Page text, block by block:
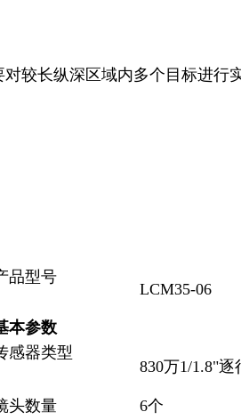
较长纵深区域内多个目标进
品型号
LCM35-06
本参数
感器类型
830万1/1.8"
头数量
6个